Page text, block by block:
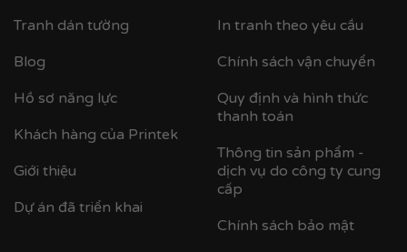
Cận cảnh khung nhựa composite bản khung nhỏ
Tranh dán tường
Blog
Hồ sơ năng lực
Khách hàng của Printek
Giới thiệu
Dự án đã triển khai
In tranh theo yêu cầu
Chính sách vận chuyển
Quy định và hình thức
thanh toán
Thông tin sản phẩm -
dịch vụ do công ty cung
cấp
Chính sách bảo mật